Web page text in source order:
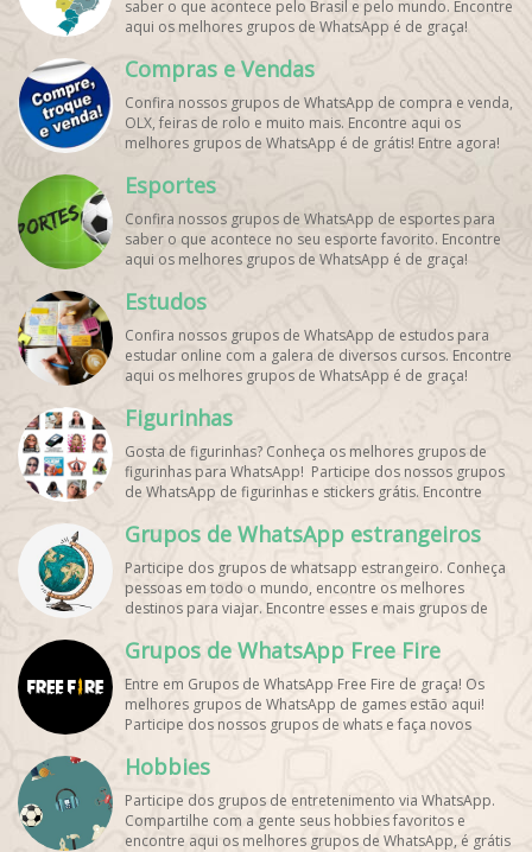
saber o que acontece pelo Brasil e pelo mundo. Encontre
aqui os melhores grupos de WhatsApp é de graça!
Compras e Vendas
Confira nossos grupos de WhatsApp de compra e venda,
OLX, feiras de rolo e muito mais. Encontre aqui os
melhores grupos de WhatsApp é de grátis! Entre agora!
Esportes
Confira nossos grupos de WhatsApp de esportes para
saber o que acontece no seu esporte favorito. Encontre
aqui os melhores grupos de WhatsApp é de graça!
Estudos
Confira nossos grupos de WhatsApp de estudos para
estudar online com a galera de diversos cursos. Encontre
aqui os melhores grupos de WhatsApp é de graça!
Figurinhas
Gosta de figurinhas? Conheça os melhores grupos de
figurinhas para WhatsApp! Participe dos nossos grupos
de WhatsApp de figurinhas e stickers grátis. Encontre
perfil!
Grupos de WhatsApp estrangeiros
Participe dos grupos de whatsapp estrangeiro. Conheça
pessoas em todo o mundo, encontre os melhores
destinos para viajar. Encontre esses e mais grupos de
Grupos de WhatsApp Free Fire
Entre em Grupos de WhatsApp Free Fire de graça! Os
melhores grupos de WhatsApp de games estão aqui!
Participe dos nossos grupos de whats e faça novos
Hobbies
Participe dos grupos de entretenimento via WhatsApp.
Compartilhe com a gente seus hobbies favoritos e
encontre aqui os melhores grupos de WhatsApp, é grátis